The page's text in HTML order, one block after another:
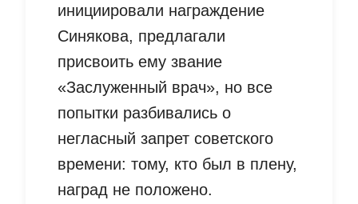
инициировали награждение
Синякова, предлагали
присвоить ему звание
«Заслуженный врач», но все
попытки разбивались о
негласный запрет советского
времени: тому, кто был в плену,
наград не положено.